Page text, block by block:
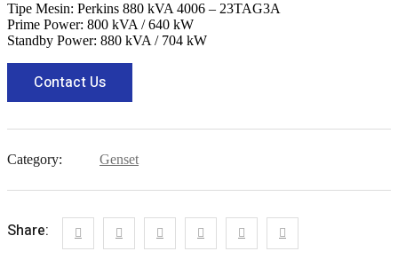
Tipe Mesin: Perkins 880 kVA 4006 – 23TAG3A
Prime Power: 800 kVA / 640 kW
Standby Power: 880 kVA / 704 kW
Contact Us
Category: Genset
Share: